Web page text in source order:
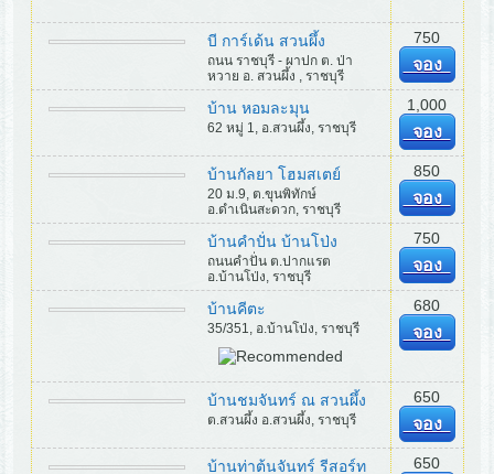
บี การ์เด้น สวนผึ้ง
ถนน ราชบุรี - ผาปก ต. ป่า
หวาย อ. สวนผึ้ง , ราชบุรี
750
จอง
บ้าน หอมละมุน
62 หมู่ 1, อ.สวนผึ้ง, ราชบุรี
1,000
จอง
บ้านกัลยา โฮมสเตย์
20 ม.9, ต.ขุนพิทักษ์
อ.ดำเนินสะดวก, ราชบุรี
850
จอง
บ้านคำปั่น บ้านโป่ง
ถนนคำปั่น ต.ปากแรต
อ.บ้านโป่ง, ราชบุรี
750
จอง
บ้านคีตะ
35/351, อ.บ้านโป่ง, ราชบุรี
680
จอง
บ้านชมจันทร์ ณ สวนผึ้ง
ต.สวนผึ้ง อ.สวนผึ้ง, ราชบุรี
650
จอง
บ้านท่าต้นจันทร์ รีสอร์ท 650